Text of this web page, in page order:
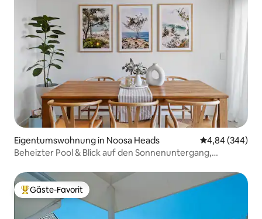
Eigentumswohnung in Noosa Heads
4,84 (344)
Beheizter Pool & Blick auf den Sonnenuntergang,
Beliebter Gäste-Favorit.
Gäste-Favorit